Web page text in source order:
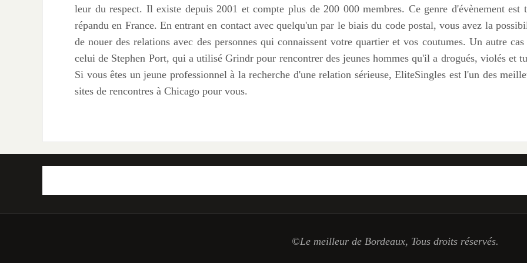
leur du respect. Il existe depuis 2001 et compte plus de 200 000 membres. Ce genre d'évènement est
répandu en France. En entrant en contact avec quelqu'un par le biais du code postal, vous avez la
de nouer des relations avec des personnes qui connaissent votre quartier et vos coutumes. Un autre cas
celui de Stephen Port, qui a utilisé Grindr pour rencontrer des jeunes hommes qu'il a drogués, violés et
Si vous êtes un jeune professionnel à la recherche d'une relation sérieuse, EliteSingles est l'un des
sites de rencontres à Chicago pour vous.
©Le meilleur de Bordeaux, Tous droits réservés.